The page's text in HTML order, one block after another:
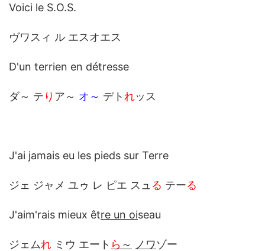
Voici le S.O.S.
ヴワスィ ル エスオエス
D'un terrien en détresse
ダ～ テ り ア～ オ～ デトれッス
J'ai jamais eu les pieds sur Terre
ジェ ジャメ ユゥ レ ピエ スュ る テーる
J'aim'rais mieux être un oiseau
ジェムれ ミウ エート ら ～ ノワゾー